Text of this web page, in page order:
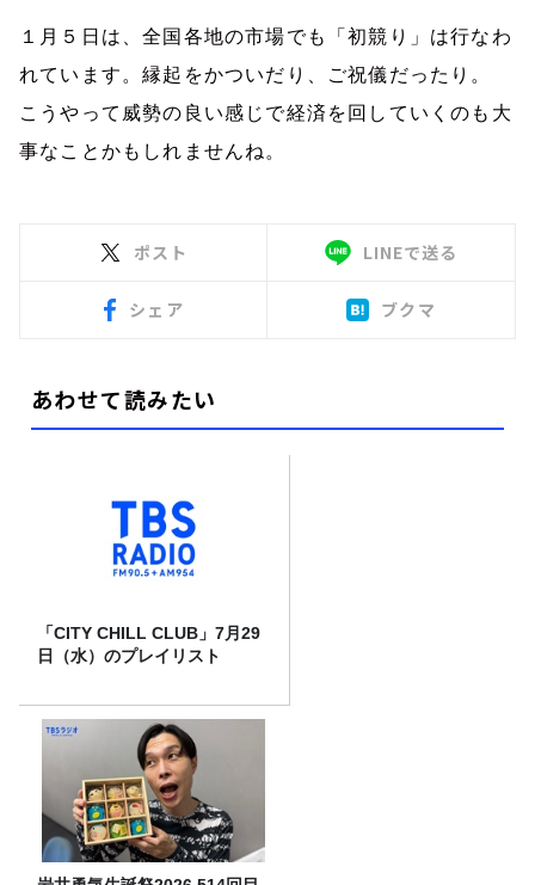
１月５日は、全国各地の市場でも「初競り」は行なわ
れています。縁起をかついだり、ご祝儀だったり。
こうやって威勢の良い感じで経済を回していくのも大
事なことかもしれませんね。
ポスト LINEで送る
シェア ブクマ
あわせて読みたい
「CITY CHILL CLUB」7月29
日（水）のプレイリスト